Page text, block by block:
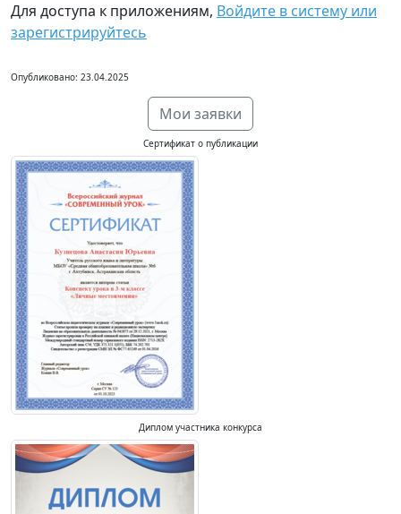
Для доступа к приложениям, Войдите в систему или
зарегистрируйтесь
Опубликовано: 23.04.2025
Мои заявки
Сертификат о публикации
Диплом участника конкурса